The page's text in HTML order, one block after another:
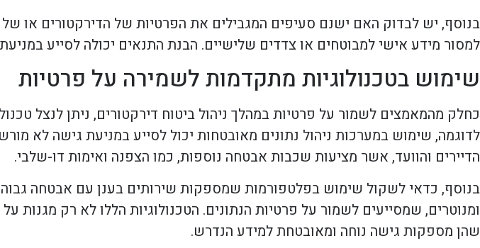
בנוסף, יש לבדוק האם ישנם סעיפים המגבילים את הפרטיות של הדירקטורים או של
למסור מידע אישי למבוטחים או צדדים שלישיים. הבנת התנאים יכולה לסייע
שימוש בטכנולוגיות מתקדמות לשמירה על פרטיות
כחלק מהמאמצים לשמור על פרטיות במהלך ניהול ביטוח דירקטורים, ניתן לנצל
לדוגמה, שימוש במערכות ניהול נתונים מאובטחות יכול לסייע במניעת גישה לא
הדיירים והוועד, אשר מציעות שכבות אבטחה נוספות, כמו הצפנה ואימות דו-שלבי.
בנוסף, כדאי לשקול שימוש בפלטפורמות שמספקות שירותים בענן עם אבטחה
ומנוטרים, שמסייעים לשמור על פרטיות הנתונים. הטכנולוגיות הללו לא רק
שהן מספקות גישה נוחה ומאובטחת למידע הנדרש.